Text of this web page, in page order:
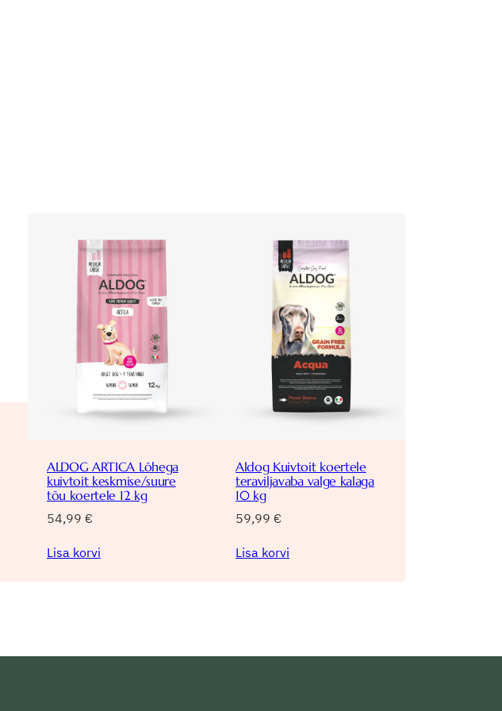
ALDOG ARTICA Lõhega
kuivtoit keskmise/suure
tõu koertele 12 kg
54,99 €
Lisa korvi
Aldog Kuivtoit koertele
teraviljavaba valge kalaga
10 kg
59,99 €
Lisa korvi